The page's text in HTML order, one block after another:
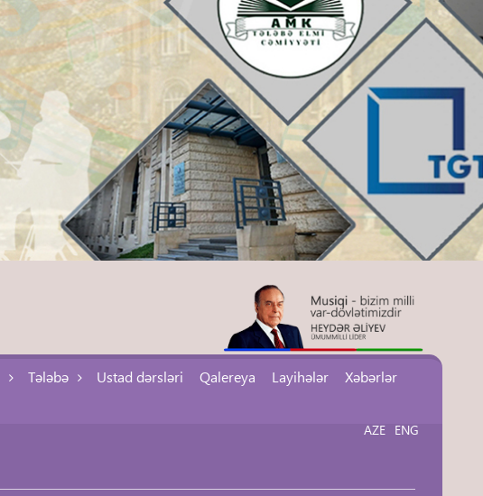
Tələbə Ustad dərsləri Qalereya Layihələr
Xəbərlər
AZE ENG